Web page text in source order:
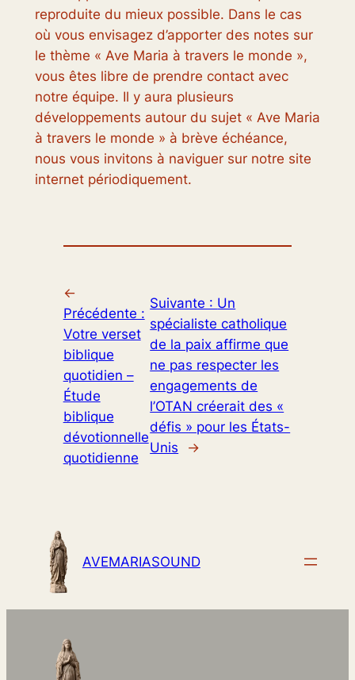
reproduite du mieux possible. Dans le cas
où vous envisagez d’apporter des notes sur
le thème « Ave Maria à travers le monde »,
vous êtes libre de prendre contact avec
notre équipe. Il y aura plusieurs
développements autour du sujet « Ave Maria
à travers le monde » à brève échéance,
nous vous invitons à naviguer sur notre site
internet périodiquement.
←
Précédente :
Votre verset
biblique
quotidien –
Étude
biblique
dévotionnelle
quotidienne
Suivante : Un
spécialiste catholique
de la paix affirme que
ne pas respecter les
engagements de
l’OTAN créerait des «
défis » pour les États-
Unis
→
AVEMARIASOUND